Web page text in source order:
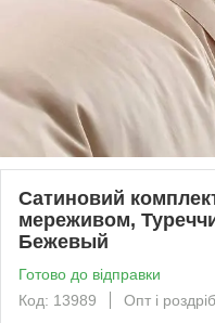
Сатиновий
мереживом,
Бежевый
Готово до відправки
Код: 13989
Опт і роздріб